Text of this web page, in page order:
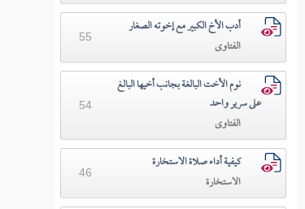
أدب الأخ الكبير مع إخوته الصغار
الفتاوى
55
نوم الأخت البالغة بجانب أخيها البالغ
على سرير واحد
الفتاوى
54
كيفية أداء صلاة الاستخارة
الاستخارة
46